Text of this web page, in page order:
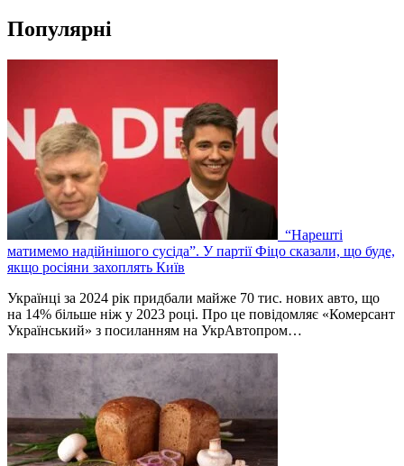
Популярні
“Нарешті
матимемо надійнішого сусіда”. У партії Фіцо сказали, що буде,
якщо росіяни захоплять Київ
Українці за 2024 рік придбали майже 70 тис. нових авто, що
на 14% більше ніж у 2023 році. Про це повідомляє «Комерсант
Український» з посиланням на УкрАвтопром…